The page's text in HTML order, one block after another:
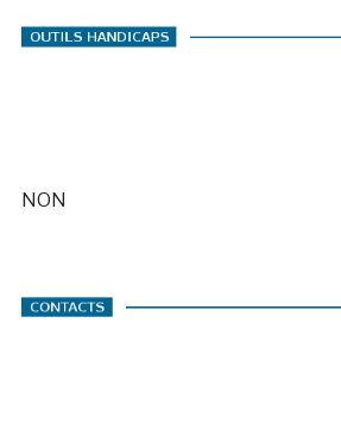
NON